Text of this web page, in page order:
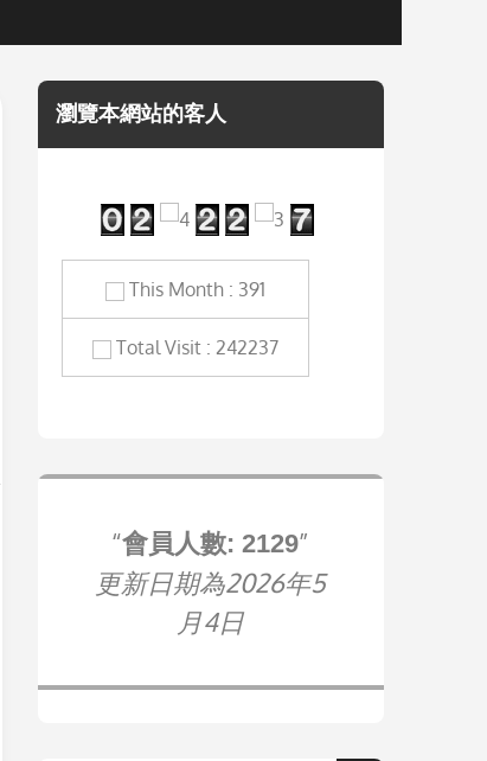
瀏覽本網站的客人
This Month : 391
Total Visit : 242237
會員人數: 2129
更新日期為2026年5
月4日